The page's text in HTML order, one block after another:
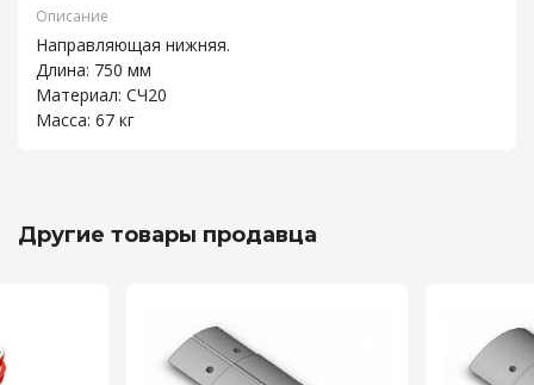
Описание
Направляющая нижняя.
Длина: 750 мм
Материал: СЧ20
Масса: 67 кг
Другие товары продавца